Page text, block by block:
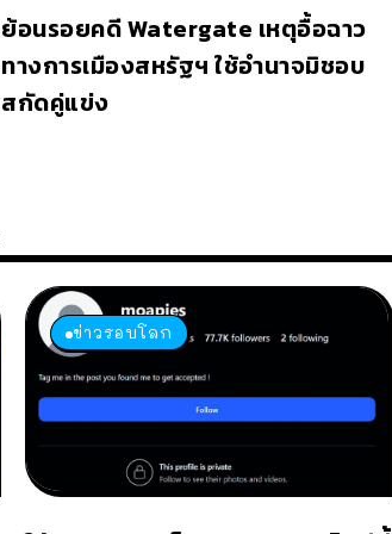
ย้อนรอยคดี Watergate เหตุอื้อฉาว
ทางการเมืองสหรัฐฯ ใช้อำนาจมิชอบ
สกัดคู่แข่ง
ข่าวรอบโลก